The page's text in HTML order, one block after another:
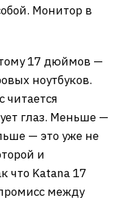
Монитор в
17 дюймов —
ноутбуков.
читается
глаз. Меньше —
— это уже не
и
что Katana 17
между